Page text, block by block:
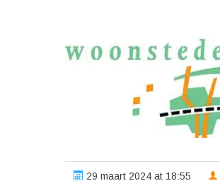
29 maart 2024 at 18:55